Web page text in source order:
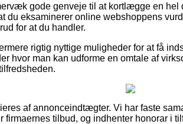
gode genveje til at kortlægge en
du eksaminerer online webshoppens
for at du handler.
rigtig nyttige muligheder for at få
hvor man kan udforme en omtale af
af annonceindtægter. Vi har faste
firmaernes tilbud, og indhenter honorar i